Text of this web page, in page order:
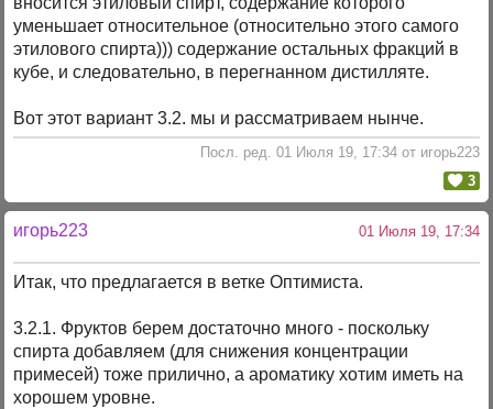
уменьшает относительное (относительно этого самого
этилового спирта))) содержание остальных фракций в
кубе, и следовательно, в перегнанном дистилляте.
Вот этот вариант 3.2. мы и рассматриваем нынче.
Посл. ред. 01 Июля 19, 17:34 от игорь223
3
игорь223 01 Июля 19, 17:34
Итак, что предлагается в ветке Оптимиста.
3.2.1. Фруктов берем достаточно много - поскольку
спирта добавляем (для снижения концентрации
примесей) тоже прилично, а ароматику хотим иметь на
хорошем уровне.